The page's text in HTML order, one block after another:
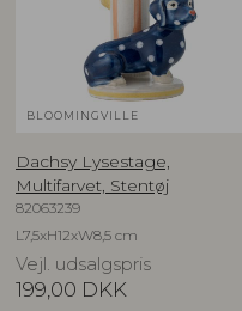
BLOOMINGVILLE
Dachsy Lysestage,
Multifarvet, Stentøj
82063239
L7,5xH12xW8,5 cm
Vejl. udsalgspris
199,00 DKK